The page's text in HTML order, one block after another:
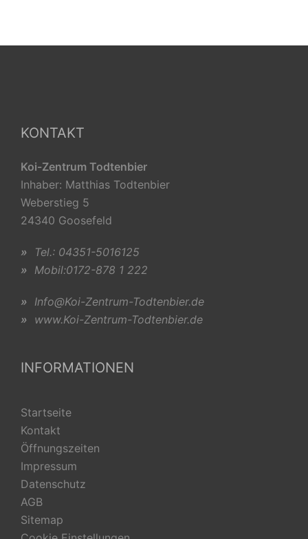
KONTAKT
Koi-Zentrum Todtenbier
Inhaber: Matthias Todtenbier
Weberstieg 5
24340 Goosefeld
» Tel.: 04351-5016125
» Mobil:0172-878 1 222
» Info@Koi-Zentrum-Todtenbier.de
» www.Koi-Zentrum-Todtenbier.de
INFORMATIONEN
Startseite
Kontakt
Öffnungszeiten
Impressum
Datenschutz
AGB
Sitemap